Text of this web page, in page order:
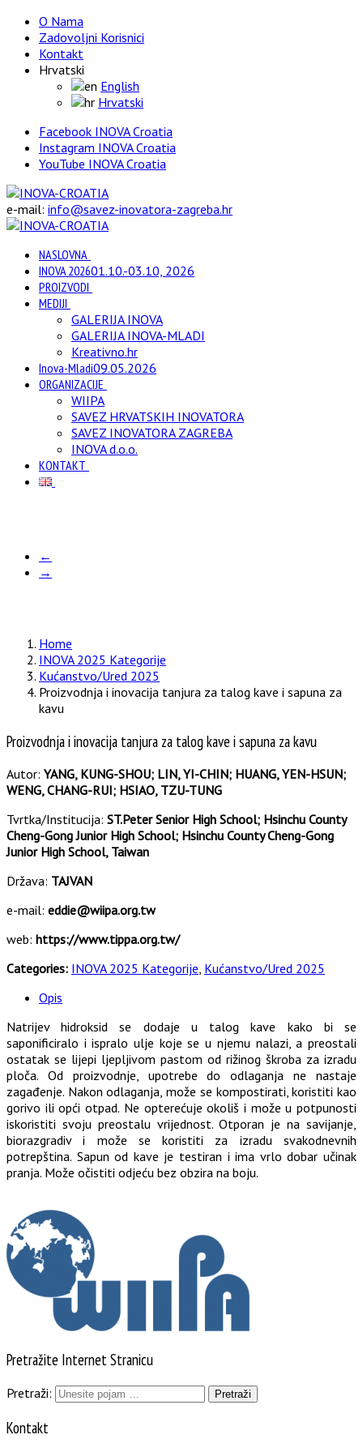
O Nama
Zadovoljni Korisnici
Kontakt
Hrvatski
English
Hrvatski
Facebook INOVA Croatia
Instagram INOVA Croatia
YouTube INOVA Croatia
e-mail: info@savez-inovatora-zagreba.hr
NASLOVNA
INOVA 202601.10.-03.10, 2026
PROIZVODI
MEDIJI
GALERIJA INOVA
GALERIJA INOVA-MLADI
Kreativno.hr
Inova-Mladi09.05.2026
ORGANIZACIJE
WIIPA
SAVEZ HRVATSKIH INOVATORA
SAVEZ INOVATORA ZAGREBA
INOVA d.o.o.
KONTAKT
←
→
Home
INOVA 2025 Kategorije
Kućanstvo/Ured 2025
Proizvodnja i inovacija tanjura za talog kave i sapuna za
kavu
Proizvodnja i inovacija tanjura za talog kave i sapuna za kavu
Autor: YANG, KUNG-SHOU; LIN, YI-CHIN; HUANG, YEN-HSUN;
WENG, CHANG-RUI; HSIAO, TZU-TUNG
Tvrtka/Institucija: ST.Peter Senior High School; Hsinchu County
Cheng-Gong Junior High School; Hsinchu County Cheng-Gong
Junior High School, Taiwan
Država: TAJVAN
e-mail: eddie@wiipa.org.tw
web: https://www.tippa.org.tw/
Categories: INOVA 2025 Kategorije, Kućanstvo/Ured 2025
Opis
Natrijev hidroksid se dodaje u talog kave kako bi se
saponificiralo i ispralo ulje koje se u njemu nalazi, a preostali
ostatak se lijepi ljepljivom pastom od rižinog škroba za izradu
ploča. Od proizvodnje, upotrebe do odlaganja ne nastaje
zagađenje. Nakon odlaganja, može se kompostirati, koristiti kao
gorivo ili opći otpad. Ne opterećuje okoliš i može u potpunosti
iskoristiti svoju preostalu vrijednost. Otporan je na savijanje,
biorazgradiv i može se koristiti za izradu svakodnevnih
potrepština. Sapun od kave je testiran i ima vrlo dobar učinak
pranja. Može očistiti odjeću bez obzira na boju.
Pretražite Internet Stranicu
Pretraži:
Kontakt